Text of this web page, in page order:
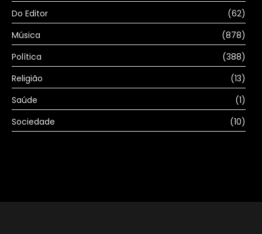
Do Editor
(62)
Música
(878)
Política
(388)
Religião
(13)
Saúde
(1)
Sociedade
(10)